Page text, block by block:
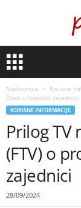
Naslovnica Korisne
Život u lokalnoj zajednici
KORISNE INFORMACIJE
Prilog TV
(FTV) o
zajednici
28/09/2024